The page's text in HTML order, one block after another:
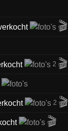
🎬
2 🎬
2 🎬
🎬